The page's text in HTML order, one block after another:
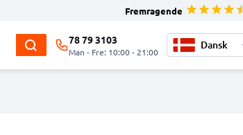
Fremragende
78 79 3103
Man - Fre: 10:00 - 21:00